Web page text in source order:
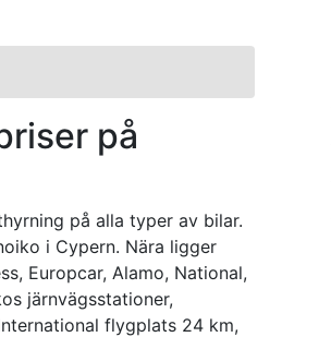
på
på alla typer av bilar.
i Cypern. Nära ligger
Europcar, Alamo, National,
järnvägsstationer,
flygplats 24 km,